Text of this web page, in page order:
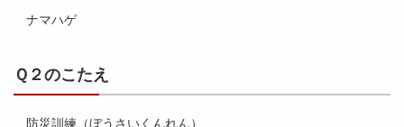
ナマハゲ
Ｑ２のこたえ
防災訓練（ぼうさいくんれん）